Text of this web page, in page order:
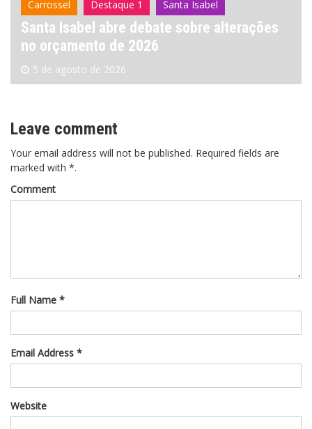
Carrossel Destaque 1 Santa Isabel
Santa Isabel abre debate sobre alterações
no orçamento de 2026
5 de agosto de 2026
Leave comment
Your email address will not be published. Required fields are
marked with *.
Comment
Full Name *
Email Address *
Website